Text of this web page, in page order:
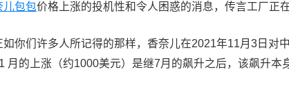
儿包包价格上涨的投机性和令人困惑的消息，传言工厂正在
你们许多人所记得的那样，香奈儿在2021年11月3日对
月的上涨（约1000美元）是继7月的飙升之后，该飙升本